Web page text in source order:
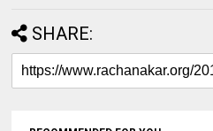
SHARE: